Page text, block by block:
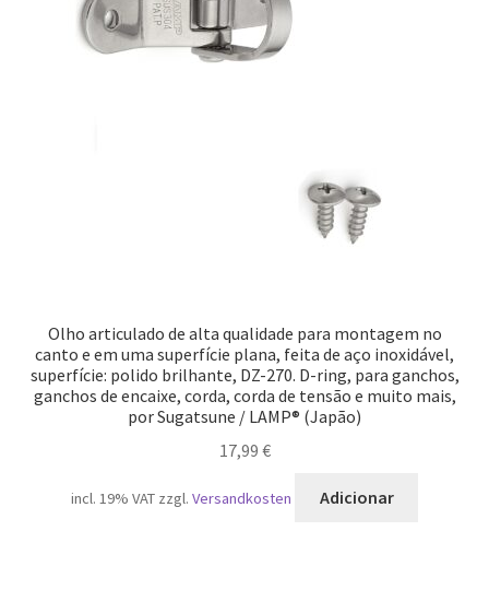
Olho articulado de alta qualidade para montagem no
canto e em uma superfície plana, feita de aço inoxidável,
superfície: polido brilhante, DZ-270. D-ring, para ganchos,
ganchos de encaixe, corda, corda de tensão e muito mais,
por Sugatsune / LAMP® (Japão)
17,99 €
incl. 19% VAT zzgl. Versandkosten Adicionar